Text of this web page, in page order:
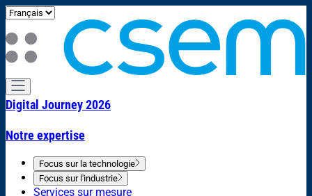
Digital Journey 2026
Notre expertise
Focus sur la technologie
Focus sur l'industrie
Services sur mesure